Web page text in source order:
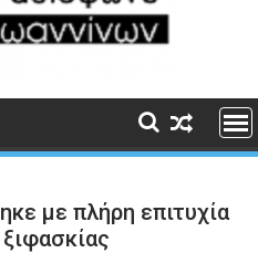
με πλήρη επιτυχία